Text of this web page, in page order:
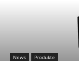
News Produkte